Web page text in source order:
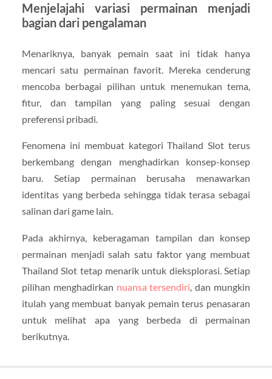
Menjelajahi variasi permainan menjadi
bagian dari pengalaman
Menariknya, banyak pemain saat ini tidak hanya
mencari satu permainan favorit. Mereka cenderung
mencoba berbagai pilihan untuk menemukan tema,
fitur, dan tampilan yang paling sesuai dengan
preferensi pribadi.
Fenomena ini membuat kategori Thailand Slot terus
berkembang dengan menghadirkan konsep-konsep
baru. Setiap permainan berusaha menawarkan
identitas yang berbeda sehingga tidak terasa sebagai
salinan dari game lain.
Pada akhirnya, keberagaman tampilan dan konsep
permainan menjadi salah satu faktor yang membuat
Thailand Slot tetap menarik untuk dieksplorasi. Setiap
pilihan menghadirkan nuansa tersendiri , dan mungkin
itulah yang membuat banyak pemain terus penasaran
untuk melihat apa yang berbeda di permainan
berikutnya.